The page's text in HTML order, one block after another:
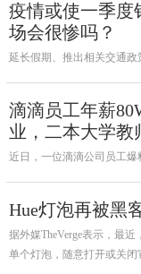
疫情或使一季度
场会很惨吗？
延长假期、推出相关交通
增长的局面，有一些意外。
滴滴员工年薪
业，二本大学教
近日，一位滴滴公司员工
亲戚鄙视了。
Hue灯泡再被黑
据外媒TheVerge表示，最
单个灯泡，随意打开或关闭